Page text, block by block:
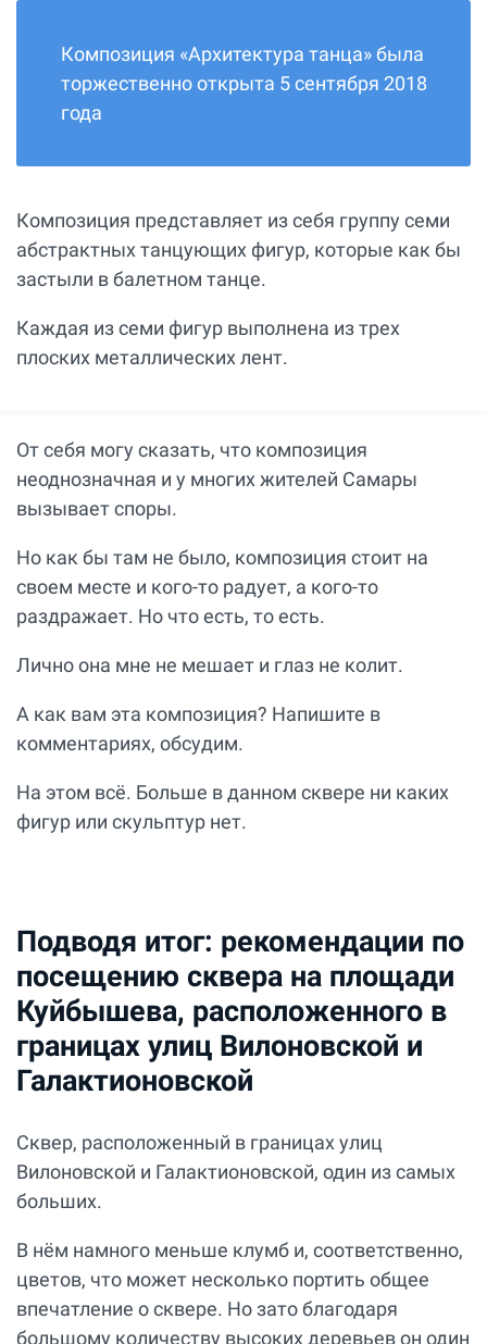
Композиция «Архитектура танца» была
торжественно открыта 5 сентября 2018
года
Композиция представляет из себя группу семи
абстрактных танцующих фигур, которые как бы
застыли в балетном танце.
Каждая из семи фигур выполнена из трех
плоских металлических лент.
От себя могу сказать, что композиция
неоднозначная и у многих жителей Самары
вызывает споры.
Но как бы там не было, композиция стоит на
своем месте и кого-то радует, а кого-то
раздражает. Но что есть, то есть.
Лично она мне не мешает и глаз не колит.
А как вам эта композиция? Напишите в
комментариях, обсудим.
На этом всё. Больше в данном сквере ни каких
фигур или скульптур нет.
Подводя итог: рекомендации по
посещению сквера на площади
Куйбышева, расположенного в
границах улиц Вилоновской и
Галактионовской
Сквер, расположенный в границах улиц
Вилоновской и Галактионовской, один из самых
больших.
В нём намного меньше клумб и, соответственно,
цветов, что может несколько портить общее
впечатление о сквере. Но зато благодаря
большому количеству высоких деревьев он один